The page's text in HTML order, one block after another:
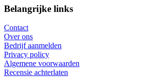
Belangrijke links
Contact
Over ons
Bedrijf aanmelden
Privacy policy
Algemene voorwaarden
Recensie achterlaten